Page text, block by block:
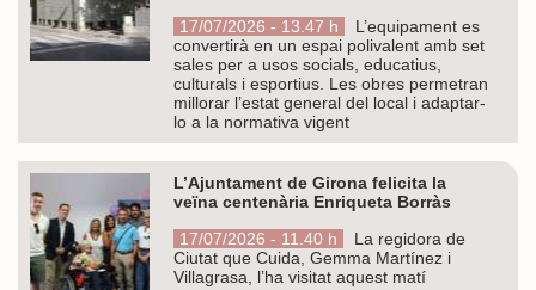
17/07/2026 - 13.47 h
L’equipament es
convertirà en un espai polivalent amb set
sales per a usos socials, educatius,
culturals i esportius. Les obres permetran
millorar l’estat general del local i adaptar-
lo a la normativa vigent
L’Ajuntament de Girona felicita la
veïna centenària Enriqueta Borràs
17/07/2026 - 11.40 h
La regidora de
Ciutat que Cuida, Gemma Martínez i
Villagrasa, l’ha visitat aquest matí